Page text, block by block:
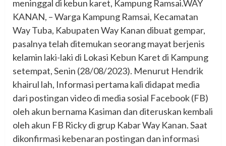
meninggal di kebun karet, Kampung Ramsai.WAY
KANAN, – Warga Kampung Ramsai, Kecamatan
Way Tuba, Kabupaten Way Kanan dibuat gempar,
pasalnya telah ditemukan seorang mayat berjenis
kelamin laki-laki di Lokasi Kebun Karet di Kampung
setempat, Senin (28/08/2023). Menurut Hendrik
khairul lah, Informasi pertama kali didapat media
dari postingan video di media sosial Facebook (FB)
oleh akun bernama Kasiman dan diteruskan kembali
oleh akun FB Ricky di grup Kabar Way Kanan. Saat
dikonfirmasi kebenaran postingan dan informasi